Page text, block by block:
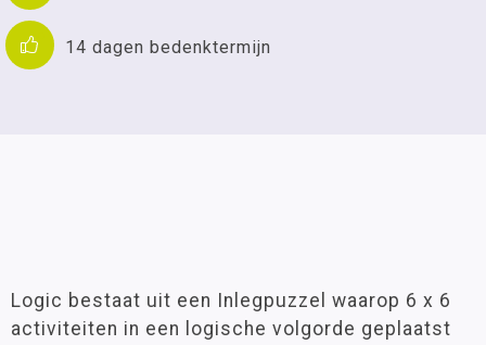
14 dagen bedenktermijn
Logic bestaat uit een Inlegpuzzel waarop 6 x 6
activiteiten in een logische volgorde geplaatst